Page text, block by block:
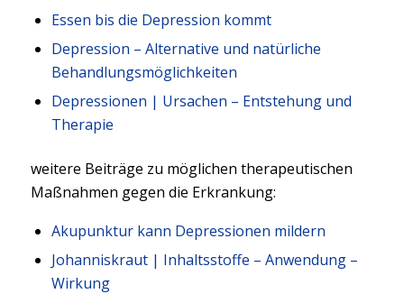
Essen bis die Depression kommt
Depression – Alternative und natürliche
Behandlungsmöglichkeiten
Depressionen | Ursachen – Entstehung und
Therapie
weitere Beiträge zu möglichen therapeutischen
Maßnahmen gegen die Erkrankung:
Akupunktur kann Depressionen mildern
Johanniskraut | Inhaltsstoffe – Anwendung –
Wirkung